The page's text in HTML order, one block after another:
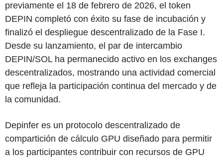
previamente el 18 de febrero de 2026, el token
DEPIN completó con éxito su fase de incubación y
finalizó el despliegue descentralizado de la Fase I.
Desde su lanzamiento, el par de intercambio
DEPIN/SOL ha permanecido activo en los exchanges
descentralizados, mostrando una actividad comercial
que refleja la participación continua del mercado y de
la comunidad.
Depinfer es un protocolo descentralizado de
compartición de cálculo GPU diseñado para permitir
a los participantes contribuir con recursos de GPU